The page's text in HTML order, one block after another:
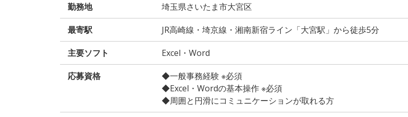
勤務地 埼玉県さいたま市大宮区
最寄駅 JR高崎線・埼京線・湘南新宿ライン「大宮駅」から徒歩5分
主要ソフト Excel・Word
応募資格
◆一般事務経験 ※必須
◆Excel・Wordの基本操作 ※必須
◆周囲と円滑にコミュニケーションが取れる方